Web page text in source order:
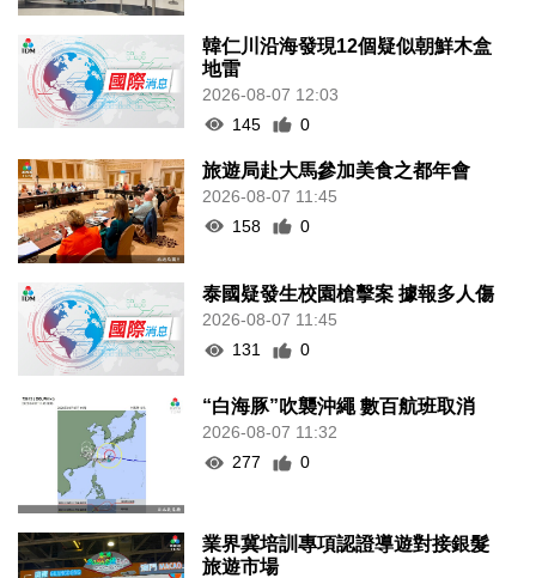
韓仁川沿海發現12個疑似朝鮮木盒
地雷
2026-08-07 12:03
145
0
旅遊局赴大馬參加美食之都年會
2026-08-07 11:45
158
0
泰國疑發生校園槍擊案 據報多人傷
2026-08-07 11:45
131
0
“白海豚”吹襲沖繩 數百航班取消
2026-08-07 11:32
277
0
業界冀培訓專項認證導遊對接銀髮
旅遊市場